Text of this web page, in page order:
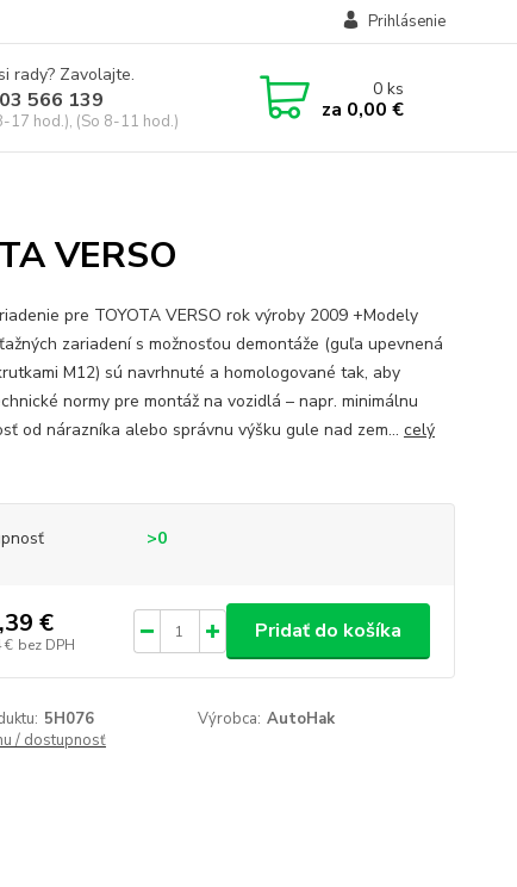
Prihlásenie
rady? Zavolajte.
566 139
17 hod.), (So 8-11 hod.)
0ks
za 0,00 €
VERSO
pre TOYOTA VERSO rok výroby 2009 +Modely
zariadení s možnosťou demontáže (guľa upevnená
M12) sú navrhnuté a homologované tak, aby
normy pre montáž na vozidlá – napr. minimálnu
od nárazníka alebo správnu výšku gule nad zem... celý
>0
€
€ bez DPH
Pridať do košíka
5H076 Výrobca: AutoHak
/ dostupnosť